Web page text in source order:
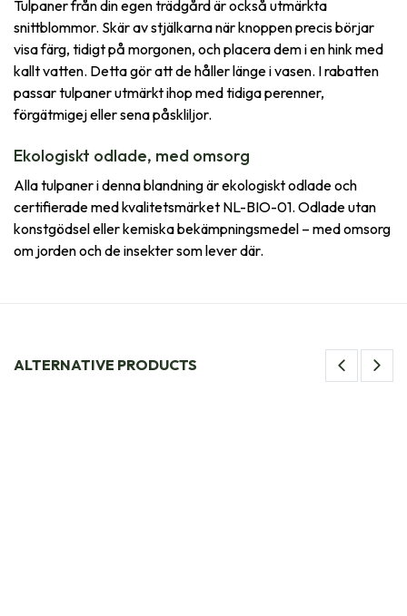
Tulpaner från din egen trädgård är också utmärkta
snittblommor. Skär av stjälkarna när knoppen precis börjar
visa färg, tidigt på morgonen, och placera dem i en hink med
kallt vatten. Detta gör att de håller länge i vasen. I rabatten
passar tulpaner utmärkt ihop med tidiga perenner,
förgätmigej eller sena påskliljor.
Ekologiskt odlade, med omsorg
Alla tulpaner i denna blandning är ekologiskt odlade och
certifierade med kvalitetsmärket NL-BIO-01. Odlade utan
konstgödsel eller kemiska bekämpningsmedel – med omsorg
om jorden och de insekter som lever där.
ALTERNATIVE PRODUCTS